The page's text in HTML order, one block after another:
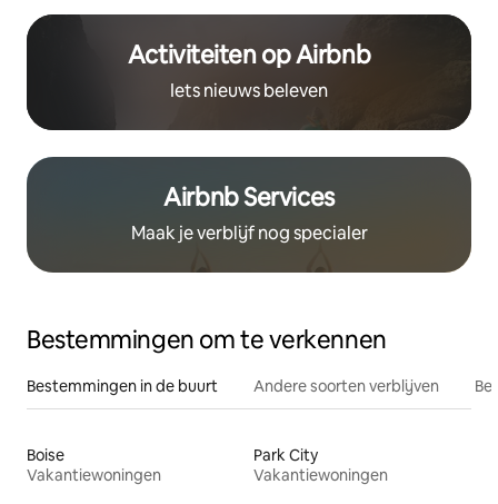
Activiteiten op Airbnb
Iets nieuws beleven
Airbnb Services
Maak je verblijf nog specialer
Bestemmingen om te verkennen
Bestemmingen in de buurt Andere soorten verblijven
Boise
Vakantiewoningen
Park City
Vakantiewoningen